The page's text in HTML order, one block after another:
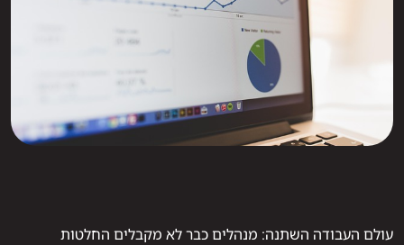
עולם העבודה השתנה: מנהלים כבר לא מקבלים החלטות